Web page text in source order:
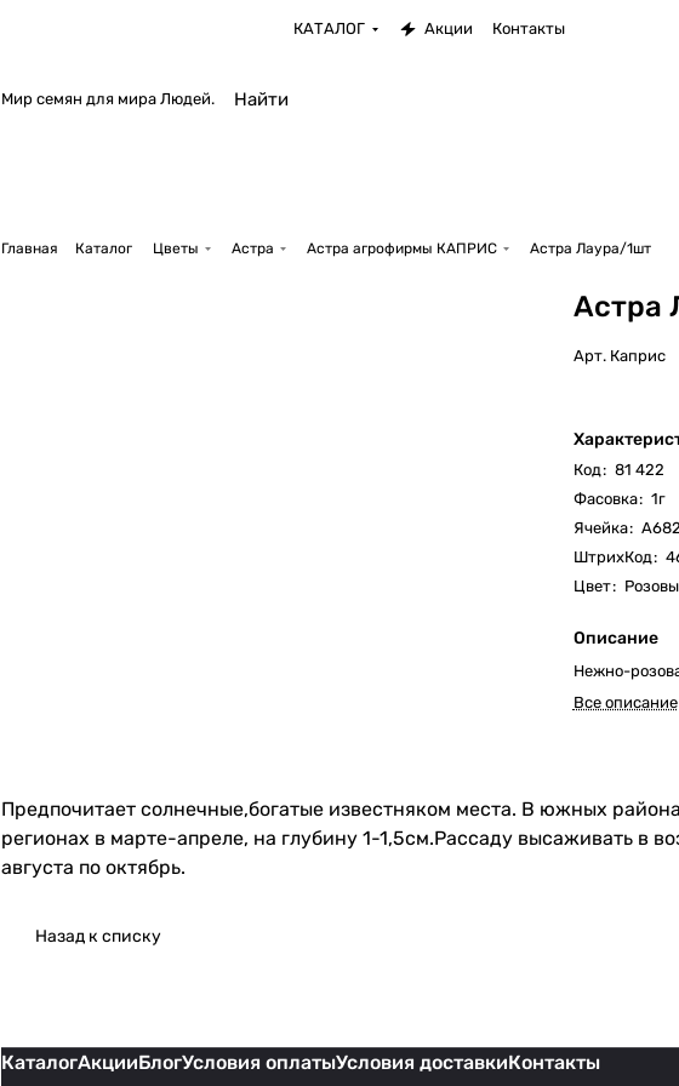
КАТАЛОГ Акции Контакты
Мир семян для мира Людей.
Главная Каталог Цветы Астра Астра агрофирмы КАПРИС Астра Лаура/1шт
Астра
Арт. Каприс
Код: 81 422
Фасовка: 1г
Ячейка:
ШтрихКод:
Цвет:
Описание
Нежно-
Все описание
Предпочитает солнечные,богатые известняком места. В южных
регионах в марте-апреле, на глубину 1-1,5см.Рассаду высаживать в
августа по октябрь.
Назад к списку
КаталогАкцииБлогУсловия оплатыУсловия доставкиКонтакты